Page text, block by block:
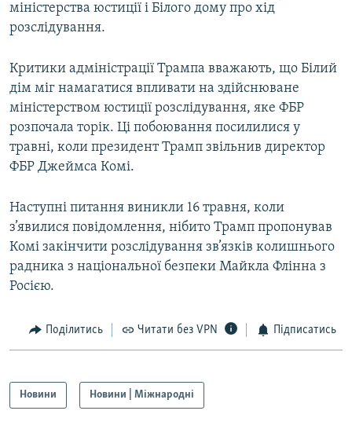
міністерства юстиції і Білого дому про хід
розслідування.
Критики адміністрації Трампа вважають, що Білий
дім міг намагатися впливати на здійснюване
міністерством юстиції розслідування, яке ФБР
розпочала торік. Ці побоювання посилилися у
травні, коли президент Трамп звільнив директор
ФБР Джеймса Комі.
Наступні питання виникли 16 травня, коли
з’явилися повідомлення, нібито Трамп пропонував
Комі закінчити розслідування зв’язків колишнього
радника з національної безпеки Майкла Флінна з
Росією.
Поділитись Читати без VPN Підписатись
Новини Новини | Міжнародні